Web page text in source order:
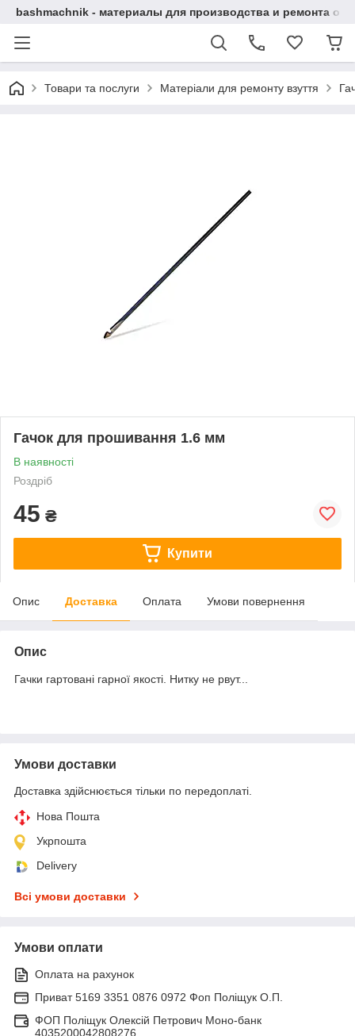
bashmachnik - материалы для производства и ремонта
Товари та послуги Матеріали для ремонту взуття
Гачок для прошивання 1.6 мм
В наявності
Роздріб
45 ₴
Купити
Опис Доставка Оплата Умови повернення
Опис
Гачки гартовані гарної якості. Нитку не рвут...
Умови доставки
Доставка здійснюється тільки по передоплаті.
Нова Пошта
Укрпошта
Delivery
Всі умови доставки
Умови оплати
Оплата на рахунок
Приват 5169 3351 0876 0972 Фоп Поліщук О.П.
ФОП Поліщук Олексій Петрович Моно-банк
4035200042808276